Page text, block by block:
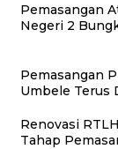
Pemasangan
Negeri 2
Pemasangan
Umbele Terus
Renovasi
Tahap